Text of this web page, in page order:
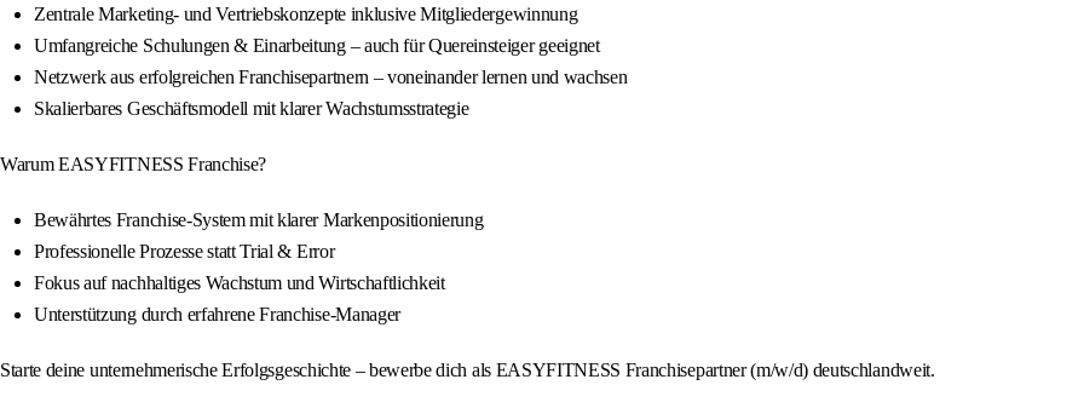
Zentrale Marketing- und Vertriebskonzepte inklusive Mitgliedergewinnung
Umfangreiche Schulungen & Einarbeitung – auch für Quereinsteiger geeignet
Netzwerk aus erfolgreichen Franchisepartnern – voneinander lernen und wachsen
Skalierbares Geschäftsmodell mit klarer Wachstumsstrategie
Warum EASYFITNESS Franchise?
Bewährtes Franchise-System mit klarer Markenpositionierung
Professionelle Prozesse statt Trial & Error
Fokus auf nachhaltiges Wachstum und Wirtschaftlichkeit
Unterstützung durch erfahrene Franchise-Manager
Starte deine unternehmerische Erfolgsgeschichte – bewerbe dich als EASYFITNESS Franchisepartner (m/w/d) deutschlandweit.